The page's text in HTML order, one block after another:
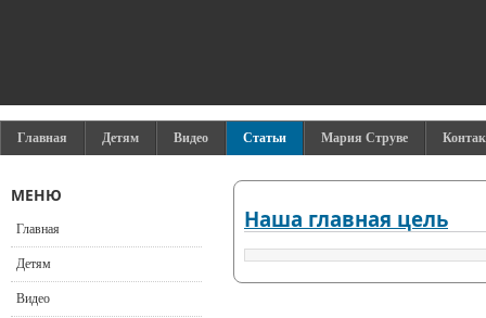
Главная Детям Видео Статьи Мария Струве
Наша главная цель
МЕНЮ
Главная
Детям
Видео